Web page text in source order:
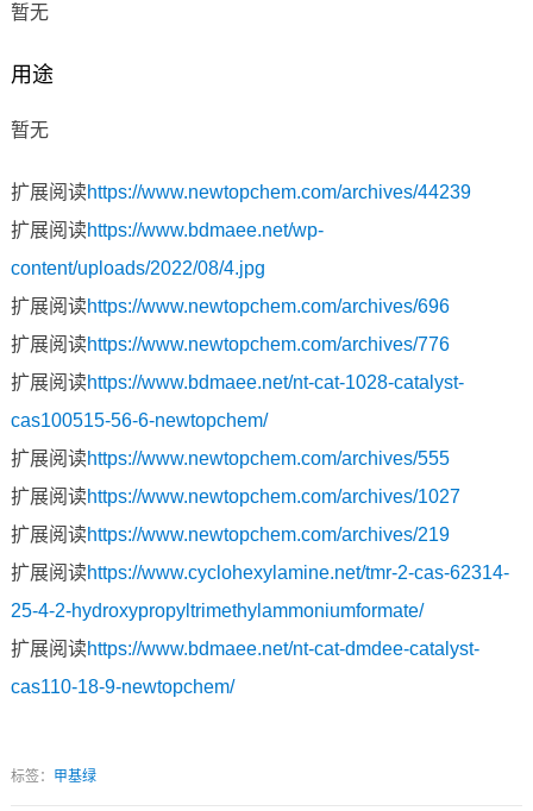
暂无
用途
暂无
扩展阅读https://www.newtopchem.com/archives/44239
扩展阅读https://www.bdmaee.net/wp-
content/uploads/2022/08/4.jpg
扩展阅读https://www.newtopchem.com/archives/696
扩展阅读https://www.newtopchem.com/archives/776
扩展阅读https://www.bdmaee.net/nt-cat-1028-catalyst-
cas100515-56-6-newtopchem/
扩展阅读https://www.newtopchem.com/archives/555
扩展阅读https://www.newtopchem.com/archives/1027
扩展阅读https://www.newtopchem.com/archives/219
扩展阅读https://www.cyclohexylamine.net/tmr-2-cas-62314-
25-4-2-hydroxypropyltrimethylammoniumformate/
扩展阅读https://www.bdmaee.net/nt-cat-dmdee-catalyst-
cas110-18-9-newtopchem/
标签： 甲基绿